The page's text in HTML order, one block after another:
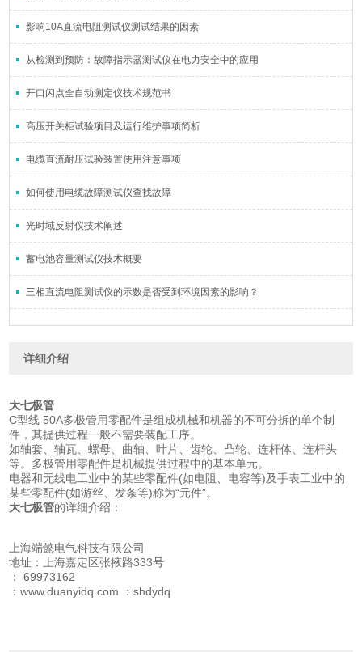
影响10A直流电阻测试仪测试结果的因素
从检测到预防：故障指示器测试仪在电力安全中的应用
开口闪点全自动测定仪技术规范书
高压开关柜试验项目及运行维护事项简析
电缆直流耐压试验装置使用注意事项
如何使用电缆故障测试仪查找故障
光时域反射仪技术阐述
蓄电池容量测试仪技术概要
三相直流电阻测试仪的示数是否受到环境因素的影响？
详细介绍
大七极管
C型线 50A多极管用零配件是组成机械和机器的不可分拆的单个制
件，其提供过程一般不需要装配工序。
如轴套、轴瓦、螺母、曲轴、叶片、齿轮、凸轮、连杆体、连杆头
等。多极管用零配件是机械提供过程中的基本单元。
电器和无线电工业中的某些零配件(如电阻、电容等)及手表工业中的
某些零配件(如游丝、发条等)称为“元件”。
大七极管的详细介绍：
上海端懿电气科技有限公司
地址：上海嘉定区张掖路333号
： 69973162
：www.duanyidq.com ：shdydq